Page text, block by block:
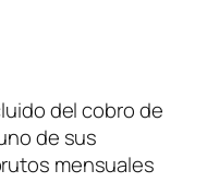
del cobro de
de sus
mensuales